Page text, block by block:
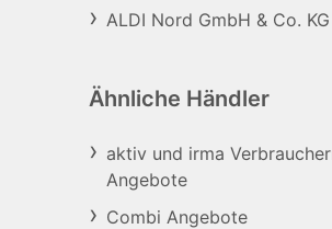
ALDI Nord GmbH & Co.
Ähnliche Händler
aktiv und irma
Angebote
Combi Angebote